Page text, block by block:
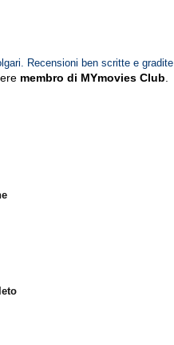
Recensioni ben scritte e gradite
membro di MYmovies Club